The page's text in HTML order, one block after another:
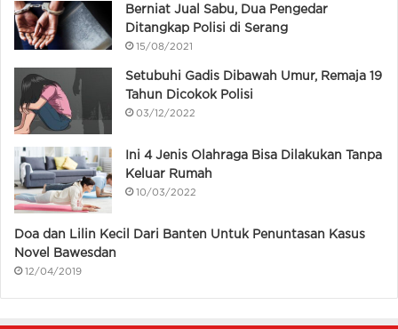
Berniat Jual Sabu, Dua Pengedar
Ditangkap Polisi di Serang
15/08/2021
Setubuhi Gadis Dibawah Umur, Remaja 19
Tahun Dicokok Polisi
03/12/2022
Ini 4 Jenis Olahraga Bisa Dilakukan Tanpa
Keluar Rumah
10/03/2022
Doa dan Lilin Kecil Dari Banten Untuk Penuntasan Kasus
Novel Bawesdan
12/04/2019